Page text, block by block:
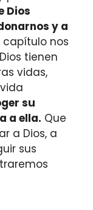
Dios
y a
capítulo nos
tienen
vidas,
su
a ella. Que
a Dios, a
sus